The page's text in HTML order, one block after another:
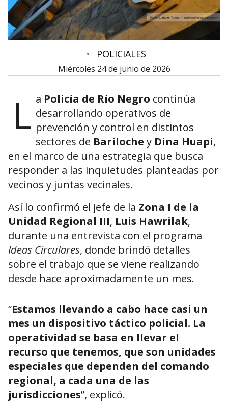
• POLICIALES
miércoles 24 de junio de 2026
L a Policía de Río Negro continúa
desarrollando operativos de
prevención y control en distintos
sectores de Bariloche y Dina Huapi,
en el marco de una estrategia que busca
responder a las inquietudes planteadas por
vecinos y juntas vecinales.
Así lo confirmó el jefe de la Zona I de la
Unidad Regional III, Luis Hawrilak,
durante una entrevista con el programa
Ideas Circulares, donde brindó detalles
sobre el trabajo que se viene realizando
desde hace aproximadamente un mes.
“Estamos llevando a cabo hace casi un
mes un dispositivo táctico policial. La
operatividad se basa en llevar el
recurso que tenemos, que son unidades
especiales que dependen del comando
regional, a cada una de las
jurisdicciones”, explicó.